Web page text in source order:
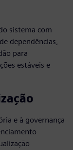
sistema com
dependências,
para
estáveis e
e à governança